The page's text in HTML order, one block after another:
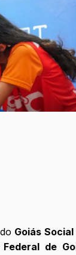
Goiás Social
de